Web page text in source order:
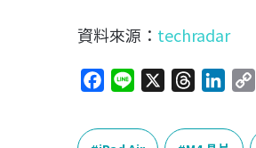
資料來源： techradar
c
n
r
n